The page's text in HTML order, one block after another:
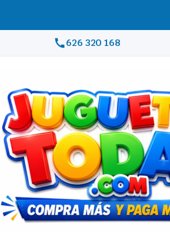
626 320 168